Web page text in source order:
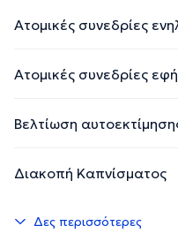
Ατομικές συνεδρίες
Ατομικές συνεδρίες
Βελτίωση
Διακοπή Καπνίσματος
Δες περισσότερες